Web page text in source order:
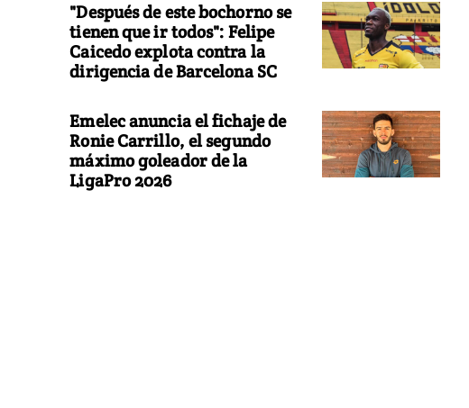
"Después de este bochorno se
tienen que ir todos": Felipe
Caicedo explota contra la
dirigencia de Barcelona SC
Emelec anuncia el fichaje de
Ronie Carrillo, el segundo
máximo goleador de la
LigaPro 2026